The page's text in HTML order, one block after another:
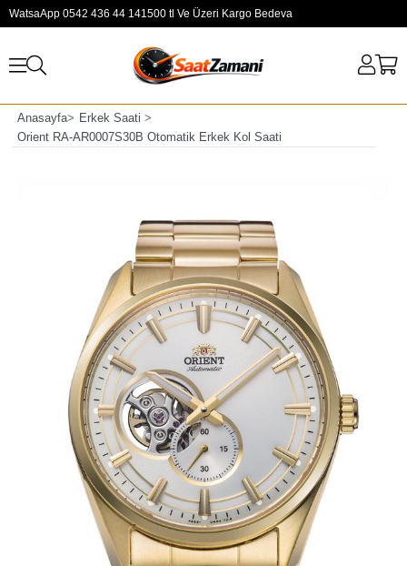
WatsaApp 0542 436 44 141500 tl Ve Üzeri Kargo Bedeva
Anasayfa> Erkek Saati >
Orient RA-AR0007S30B Otomatik Erkek Kol Saati